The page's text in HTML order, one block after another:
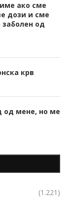
ако сме
дози и сме
заболен од
крв
од мене, но ме
(1.221)